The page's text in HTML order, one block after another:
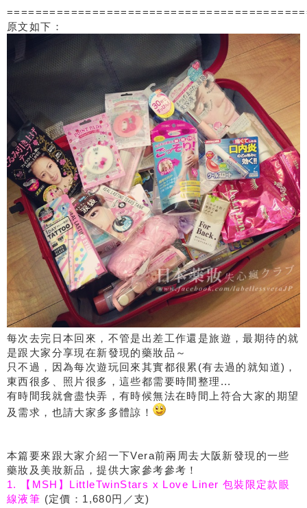
原文如下：
每次去完日本回來，不管是出差工作還是旅遊，最期待的就
是跟大家分享現在新發現的藥妝品～
只不過，因為每次遊玩回來其實都很累(有去過的就知道)，
東西很多、照片很多，這些都需要時間整理...
有時間我就會盡快弄，有時候無法在時間上符合大家的期望
及需求，也請大家多多體諒！
本篇要來跟大家介紹一下Vera前兩周去大阪新發現的一些
藥妝及美妝新品，提供大家參考參考！
1. 【MSH】LittleTwinStars x Love Liner 包裝限定款眼
線液筆 (定價：1,680円／支)